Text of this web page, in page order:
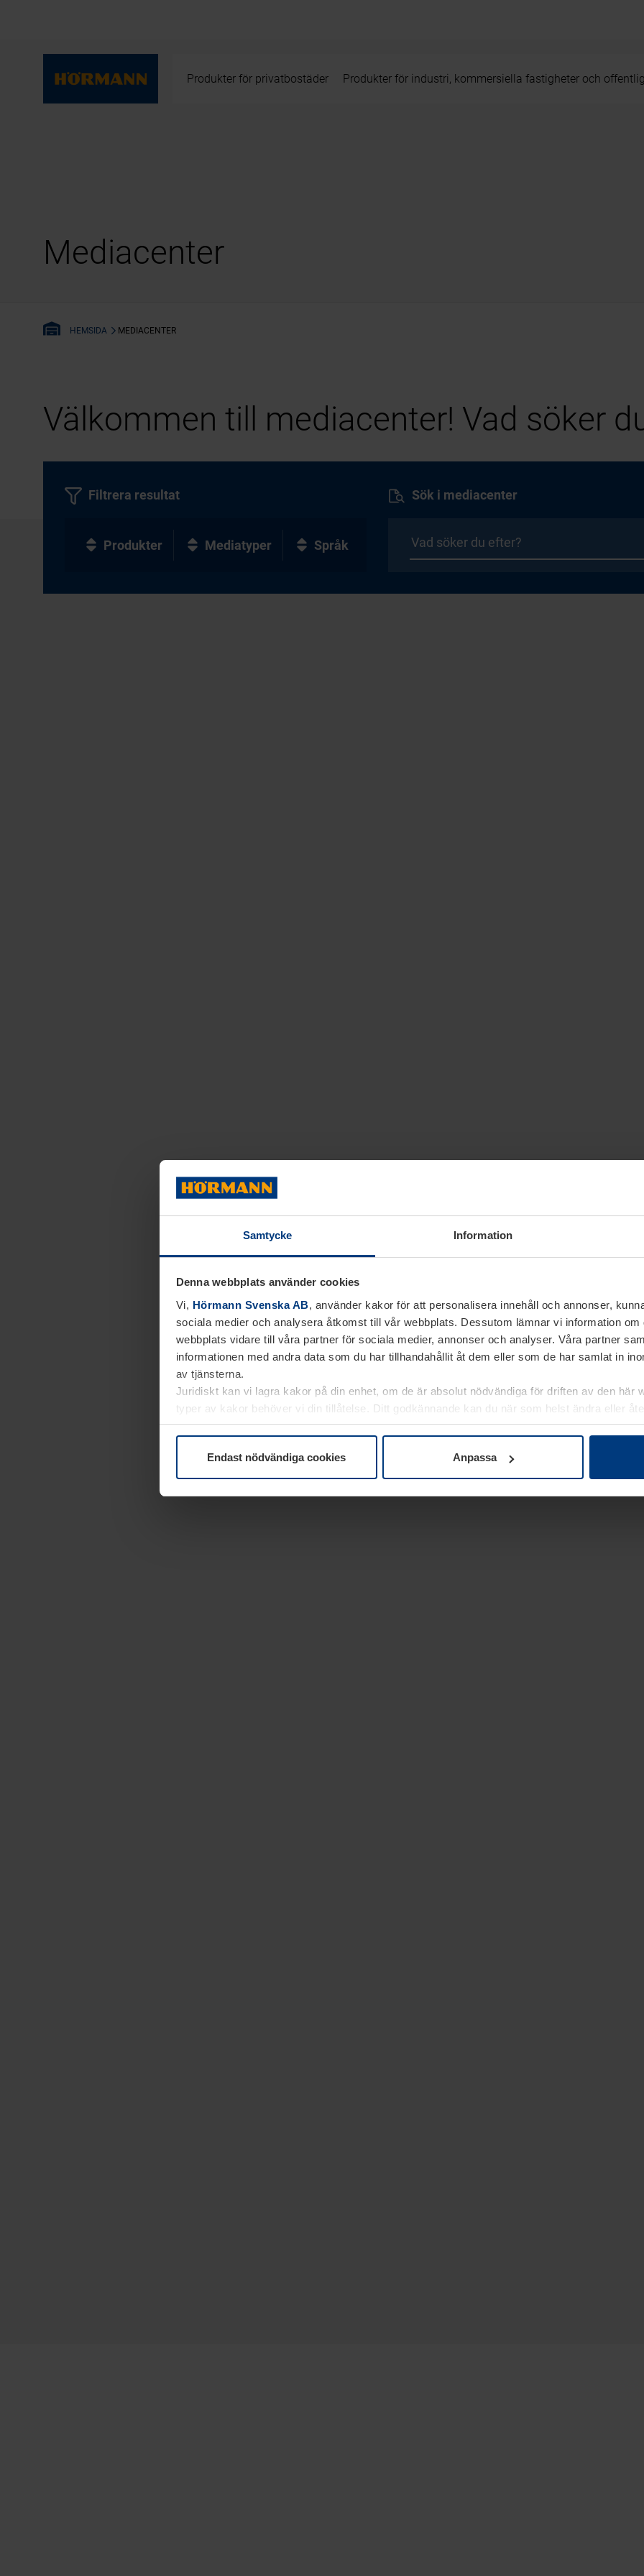
Samtycke Information
Denna webbplats använder cookies
Vi, Hörmann Svenska AB, använder kakor för att personalisera innehåll och annonser,
sociala medier och analysera åtkomst till vår webbplats. Dessutom lämnar vi information om
webbplats vidare till våra partner för sociala medier, annonser och analyser. Våra partner
informationen med andra data som du har tillhandahållit åt dem eller som de har samlat in
av tjänsterna.
Juridiskt kan vi lagra kakor på din enhet, om de är absolut nödvändiga för driften av den här
typer av kakor behöver vi din tillåtelse. Ditt godkännande kan du när som helst ändra eller
kakor underDataskyddsförklaringpå vår webbplats.
Endast nödvändiga cookies Anpassa
Produkter för privatbostäder Produkter för industri, kommersiella fastigheter och
Mediacenter
HEMSIDA MEDIACENTER
Välkommen till mediacenter! Vad söker
Sök i mediacenter
Filtrera resultat
Produkter Mediatyper Språk